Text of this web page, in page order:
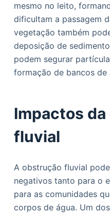
mesmo no leito,
dificultam a passagem
vegetação também
deposição de
podem segurar
formação de bancos de
Impactos
fluvial
A obstrução fluvial
negativos tanto para o
para as comunidades
corpos de água. Um